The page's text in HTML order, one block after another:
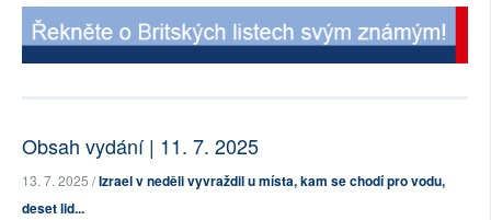
Obsah vydání | 11. 7. 2025
13. 7. 2025 /Izrael v neděli vyvraždil u místa, kam se chodí pro vodu,
deset lid...